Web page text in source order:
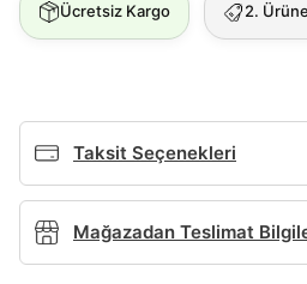
Ücretsiz Kargo 2.
Taksit Seçenekleri
Mağazadan Teslimat
Beni Hatırla
Giriş Yap